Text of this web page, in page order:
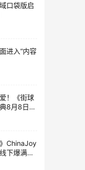
口袋版启
进入“内容
！《街球
8月8日正
利与全新
ChinaJoy
下爆满看
待